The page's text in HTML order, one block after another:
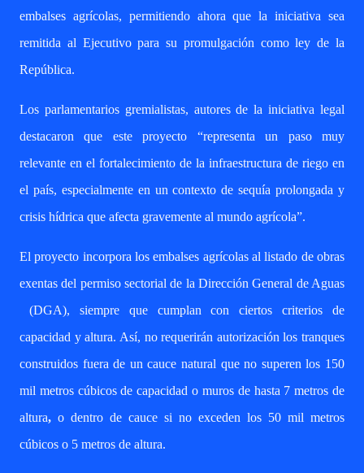
embalses agrícolas, permitiendo ahora que la iniciativa sea
remitida al Ejecutivo para su promulgación como ley de la
República.
Los parlamentarios gremialistas, autores de la iniciativa legal
destacaron que este proyecto “representa un paso muy
relevante en el fortalecimiento de la infraestructura de riego en
el país, especialmente en un contexto de sequía prolongada y
crisis hídrica que afecta gravemente al mundo agrícola”.
El proyecto incorpora los embalses agrícolas al listado de obras
exentas del permiso sectorial de la Dirección General de Aguas
(DGA), siempre que cumplan con ciertos criterios de
capacidad y altura. Así, no requerirán autorización los tranques
construidos fuera de un cauce natural que no superen los 150
mil metros cúbicos de capacidad o muros de hasta 7 metros de
altura, o dentro de cauce si no exceden los 50 mil metros
cúbicos o 5 metros de altura.